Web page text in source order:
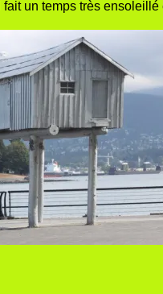
Il fait un temps très